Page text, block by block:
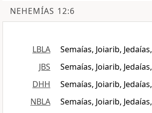
NEHEMÍAS 12:6
LBLA
Semaías, Joiarib, Jedaías,
JBS
Semaías, Joiarib, Jedaías,
DHH
Semaías, Joiarib, Jedaías,
NBLA
Semaías, Joiarib, Jedaías,